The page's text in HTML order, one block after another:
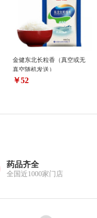
金健东北长粒香（真空或无
真空随机发送）
￥52
药品齐全
全国近1000家门店